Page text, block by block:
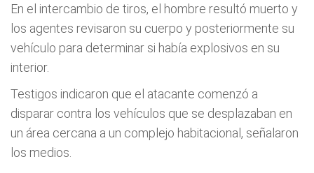
En el intercambio de tiros, el hombre resultó muerto y
los agentes revisaron su cuerpo y posteriormente su
vehículo para determinar si había explosivos en su
interior.
Testigos indicaron que el atacante comenzó a
disparar contra los vehículos que se desplazaban en
un área cercana a un complejo habitacional, señalaron
los medios.